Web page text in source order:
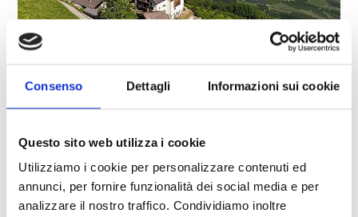
Consenso Dettagli Informazioni sui cookie
Questo sito web utilizza i cookie
Utilizziamo i cookie per personalizzare contenuti ed
annunci, per fornire funzionalità dei social media e per
analizzare il nostro traffico. Condividiamo inoltre
Monte Tramontana 12
39028Silandro
Tel.+39 335 7044769
info@sonnwarthof.com